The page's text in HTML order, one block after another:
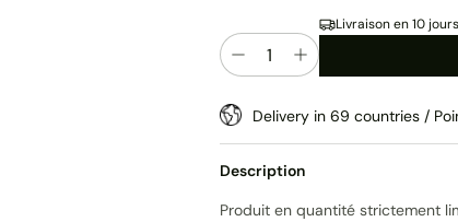
Quantité
Livraison en 10
Delivery in 69 countries /
Description
Produit en quantité strictement